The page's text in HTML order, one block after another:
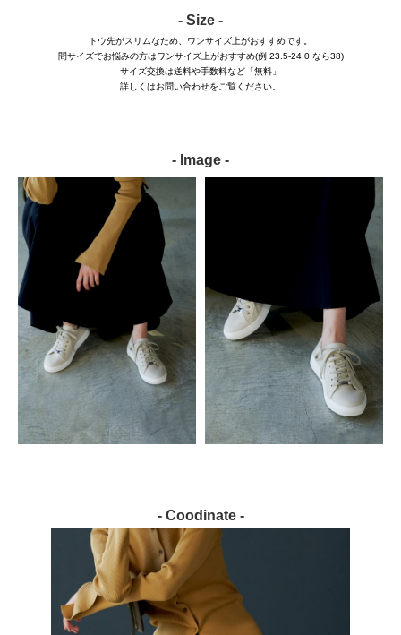
- Size -
トウ先がスリムなため、ワンサイズ上がおすすめです。
間サイズでお悩みの方はワンサイズ上がおすすめ(例 23.5-24.0 なら38)
サイズ交換は送料や手数料など「無料」
詳しくはお問い合わせをご覧ください。
- Image -
- Coodinate -